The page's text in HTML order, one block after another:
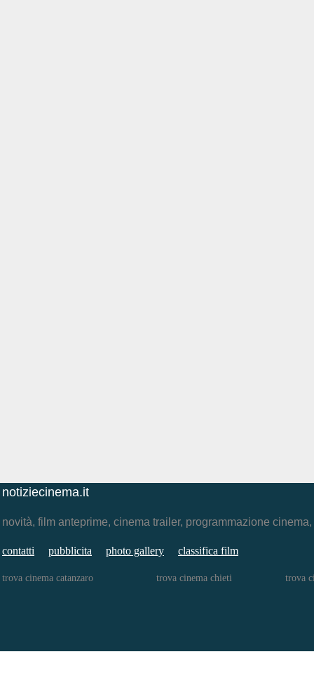
notiziecinema.it
novità, film anteprime, cinema trailer, programmazione
contatti pubblicita photo gallery classifica film
trova cinema catanzaro trova cinema chieti trova